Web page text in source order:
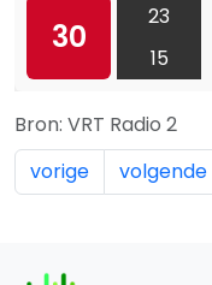
30
23
15
Bron: VRT Radio 2
vorige
volgende